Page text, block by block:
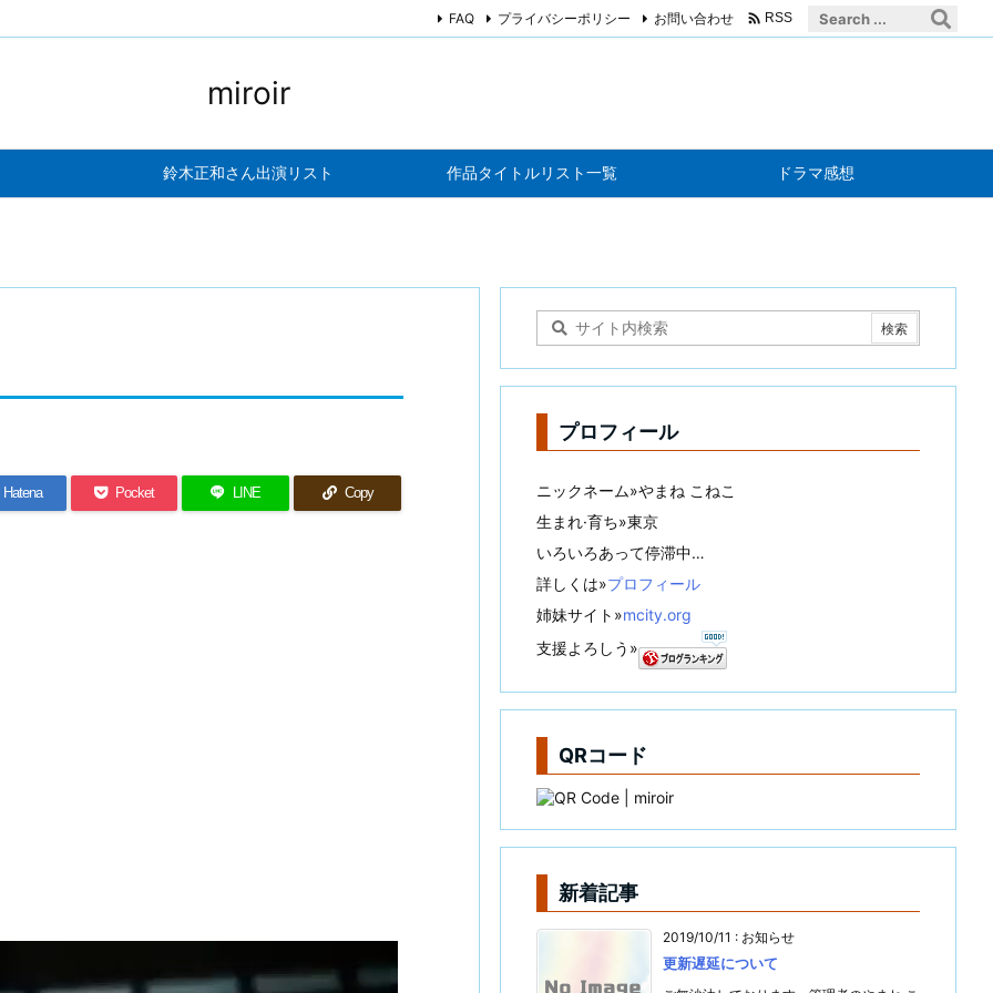
miroir
鈴木正和さん出演リスト 作品タイトルリスト一覧 ドラマ感想
FAQ プライバシーポリシー お問い合わせ  RSS
Hatena Pocket LINE Copy
プロフィール
ニックネーム»やまね こねこ
生まれ·育ち»東京
いろいろあって停滞中…
詳しくは»プロフィール
姉妹サイト»mcity.org
支援よろしう»
QRコード
新着記事
2019/10/11 : お知らせ
更新遅延について